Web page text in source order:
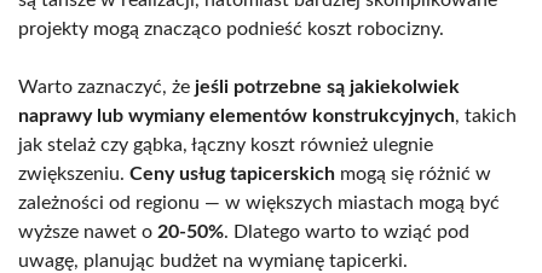
projekty mogą znacząco podnieść koszt robocizny.
Warto zaznaczyć, że jeśli potrzebne są jakiekolwiek
naprawy lub wymiany elementów konstrukcyjnych, takich
jak stelaż czy gąbka, łączny koszt również ulegnie
zwiększeniu. Ceny usług tapicerskich mogą się różnić w
zależności od regionu — w większych miastach mogą być
wyższe nawet o 20-50%. Dlatego warto to wziąć pod
uwagę, planując budżet na wymianę tapicerki.